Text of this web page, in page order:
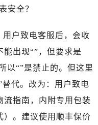
安全？
户致电客服后，会收
出现“”，但要求是
以“”是禁止的。但这里
替代。改为：用户致电
流指南，内附专用包装
）。建议使用顺丰保价